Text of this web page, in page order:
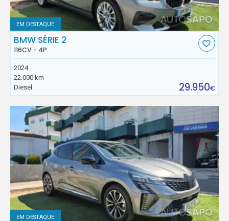
EM DESTAQUE
BMW SÉRIE 2
116CV - 4P
2024
22.000 km
Diesel
29.950€
EM DESTAQUE